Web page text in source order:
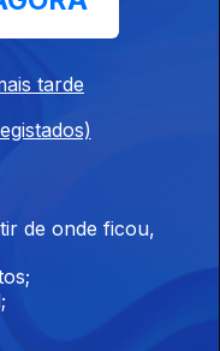
para o
o Círculo da
tarde
de onde ficou,